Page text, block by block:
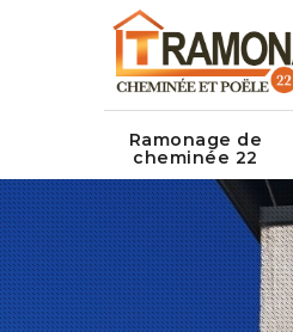
Ramonage de
cheminée 22